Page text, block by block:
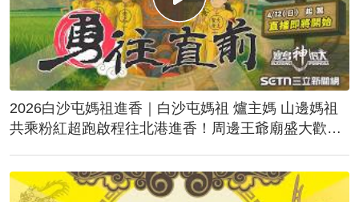
2026白沙屯媽祖進香｜白沙屯媽祖 爐主媽 山邊媽祖
共乘粉紅超跑啟程往北港進香！周邊王爺廟盛大歡